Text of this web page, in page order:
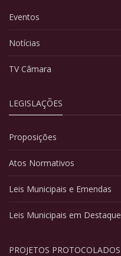
Eventos
Notícias
TV Câmara
LEGISLAÇÕES
Proposições
Atos Normativos
Leis Municipais e Emendas
Leis Municipais em Destaque
PROJETOS PROTOCOLADOS